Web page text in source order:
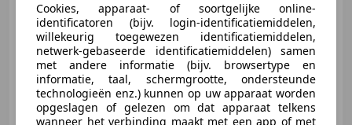
04/2018 5.000 km Benzine 1 kW (1 PK)
Jager Motoren B.V.
Cookies, apparaat- of soortgelijke online-
identificatoren (bijv. login-identificatiemiddelen,
willekeurig toegewezen identificatiemiddelen,
netwerk-gebaseerde identificatiemiddelen) samen
met andere informatie (bijv. browsertype en
informatie, taal, schermgrootte, ondersteunde
technologieën enz.) kunnen op uw apparaat worden
opgeslagen of gelezen om dat apparaat telkens
wanneer het verbinding maakt met een app of met